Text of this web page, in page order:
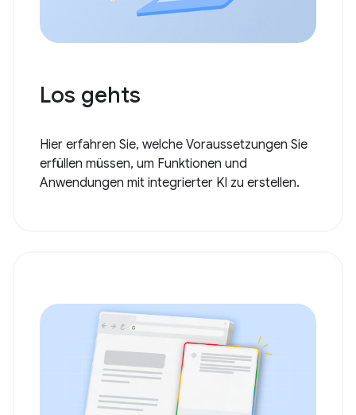
Los gehts
Hier erfahren Sie, welche Voraussetzungen Sie
erfüllen müssen, um Funktionen und
Anwendungen mit integrierter KI zu erstellen.